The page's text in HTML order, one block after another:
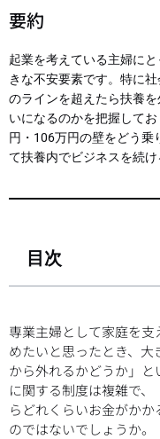
要約
起業を考えている主婦に
きな不安要素です。特に
のラインを超えたら扶養
いになるのかを把握して
円・106万円の壁をどう乗
て扶養内でビジネスを続
目次
専業主婦として家庭を
めたいと思ったとき、
から外れるかどうか」
に関する制度は複雑で
らどれくらいお金がか
のではないでしょうか。